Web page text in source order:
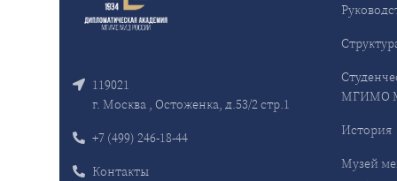
119021
г. Москва , Остоженка, д.53/2 стр.1
+7 (499) 246-18-44
Контакты
МГИМО
История
Музей